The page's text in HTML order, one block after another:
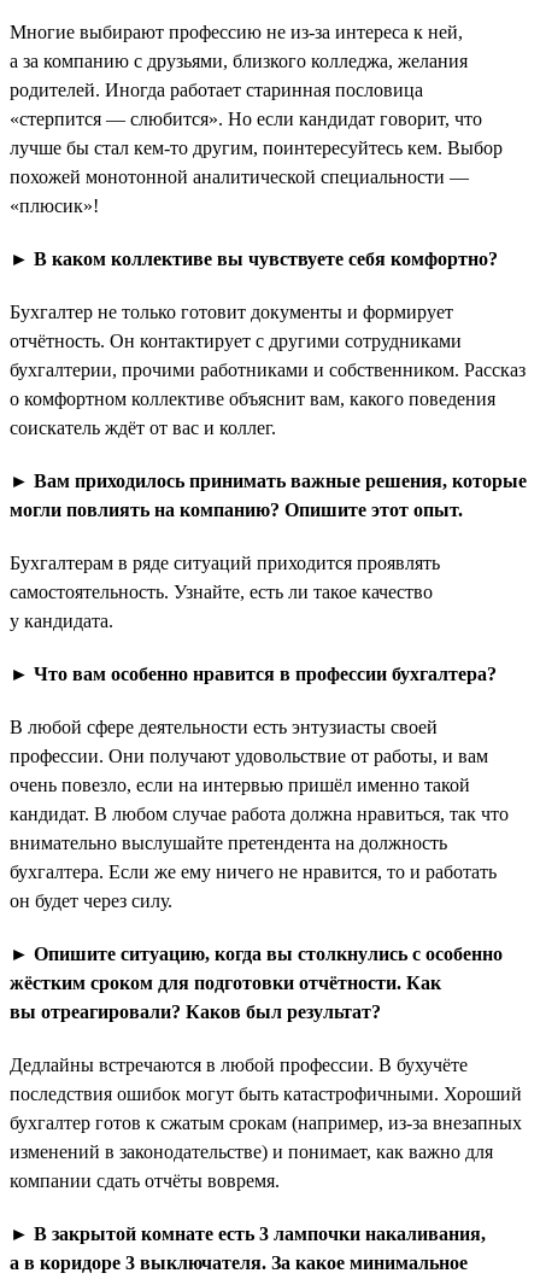
Многие выбирают профессию не из-за интереса к ней,
а за компанию с друзьями, близкого колледжа, желания
родителей. Иногда работает старинная пословица
«стерпится — слюбится». Но если кандидат говорит, что
лучше бы стал кем-то другим, поинтересуйтесь кем. Выбор
похожей монотонной аналитической специальности —
«плюсик»!
► В каком коллективе вы чувствуете себя комфортно?
Бухгалтер не только готовит документы и формирует
отчётность. Он контактирует с другими сотрудниками
бухгалтерии, прочими работниками и собственником. Рассказ
о комфортном коллективе объяснит вам, какого поведения
соискатель ждёт от вас и коллег.
► Вам приходилось принимать важные решения, которые
могли повлиять на компанию? Опишите этот опыт.
Бухгалтерам в ряде ситуаций приходится проявлять
самостоятельность. Узнайте, есть ли такое качество
у кандидата.
► Что вам особенно нравится в профессии бухгалтера?
В любой сфере деятельности есть энтузиасты своей
профессии. Они получают удовольствие от работы, и вам
очень повезло, если на интервью пришёл именно такой
кандидат. В любом случае работа должна нравиться, так что
внимательно выслушайте претендента на должность
бухгалтера. Если же ему ничего не нравится, то и работать
он будет через силу.
► Опишите ситуацию, когда вы столкнулись с особенно
жёстким сроком для подготовки отчётности. Как
вы отреагировали? Каков был результат?
Дедлайны встречаются в любой профессии. В бухучёте
последствия ошибок могут быть катастрофичными. Хороший
бухгалтер готов к сжатым срокам (например, из-за внезапных
изменений в законодательстве) и понимает, как важно для
компании сдать отчёты вовремя.
► В закрытой комнате есть 3 лампочки накаливания,
а в коридоре 3 выключателя. За какое минимальное